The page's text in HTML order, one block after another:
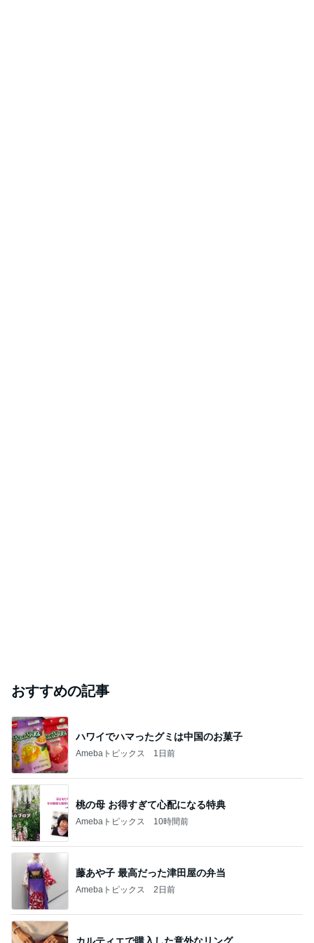
おすすめの記事
ハワイでハマったグミは中国のお菓子
Amebaトピックス 1日前
桃の母 お得すぎて心配になる特典
Amebaトピックス 10時間前
藤あや子 最高だった津田屋の弁当
Amebaトピックス 2日前
カルティエで購入した意外なリング